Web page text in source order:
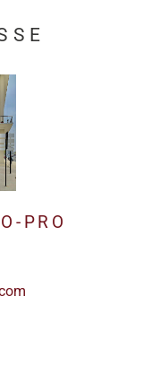
PRO